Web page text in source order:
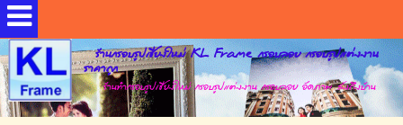
ร้านกรอบรูปเชียงใหม่ KL Frame กรอบลอย กรอบรูปแต่งงาน
ราคาถูก
ร้านทำกรอบรูปเชียงใหม่ กรอบรูปแต่งงาน กรอบลอย อัดภาพ ส่งถึงบ้าน